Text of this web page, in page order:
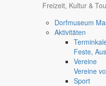
Freizeit, Kultur &
Dorfmuseum
Aktivitäten
Feste,
Vereine
Vereine
Sport
Einwohnerzahlen,
Partnergemeinden der Gemeinde
Geschichte der Gemeinde
Traditionspflege bäuerlichen Lebens